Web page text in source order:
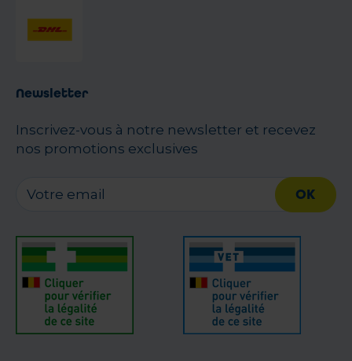
Newsletter
Inscrivez-vous à notre newsletter et recevez
nos promotions exclusives
OK